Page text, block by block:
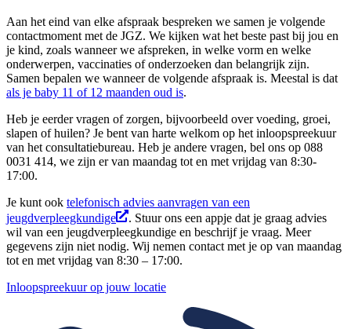
Aan het eind van elke afspraak bespreken we samen je volgende
contactmoment met de JGZ. We kijken wat het beste past bij jou en
je kind, zoals wanneer we afspreken, in welke vorm en welke
onderwerpen, vaccinaties of onderzoeken dan belangrijk zijn.
Samen bepalen we wanneer de volgende afspraak is. Meestal is dat
als je baby 11 of 12 maanden oud is.
Heb je eerder vragen of zorgen, bijvoorbeeld over voeding, groei,
slapen of huilen? Je bent van harte welkom op het inloopspreekuur
van het consultatiebureau. Heb je andere vragen, bel ons op 088
0031 414, we zijn er van maandag tot en met vrijdag van 8:30-
17:00.
Je kunt ook telefonisch advies aanvragen van een
jeugdverpleegkundige
. Stuur ons een appje dat je graag advies
wil van een jeugdverpleegkundige en beschrijf je vraag. Meer
gegevens zijn niet nodig. Wij nemen contact met je op van maandag
tot en met vrijdag van 8:30 – 17:00.
Inloopspreekuur op jouw locatie